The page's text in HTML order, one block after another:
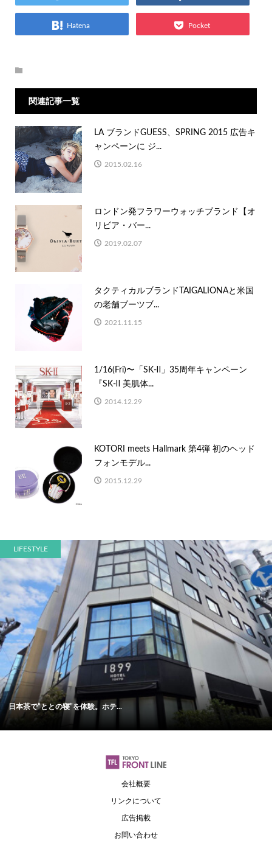
Hatena Pocket
関連記事一覧
LA ブランドGUESS、SPRING 2015 広告キ
ャンペーンに ジ...
2015.02.16
ロンドン発フラワーウォッチブランド【オ
リビア・バー...
2019.02.07
タクティカルブランドTAIGALIONAと米国
の老舗ブーツブ...
2021.11.15
1/16(Fri)〜「SK-Ⅱ」35周年キャンペーン
『SK-Ⅱ 美肌体...
2014.12.29
KOTORI meets Hallmark 第4弾 初のヘッド
フォンモデル...
2015.12.29
LIFESTYLE
日本茶で“ととの寝”を体験。ホテ...
会社概要
リンクについて
広告掲載
お問い合わせ